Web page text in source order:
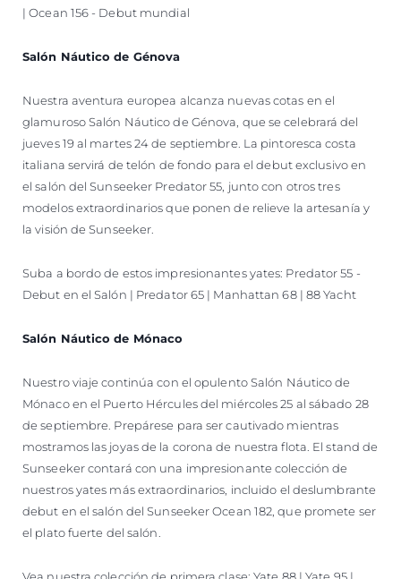
| Ocean 156 - Debut mundial
Salón Náutico de Génova
Nuestra aventura europea alcanza nuevas cotas en el
glamuroso Salón Náutico de Génova, que se celebrará del
jueves 19 al martes 24 de septiembre. La pintoresca costa
italiana servirá de telón de fondo para el debut exclusivo en
el salón del Sunseeker Predator 55, junto con otros tres
modelos extraordinarios que ponen de relieve la artesanía y
la visión de Sunseeker.
Suba a bordo de estos impresionantes yates: Predator 55 -
Debut en el Salón | Predator 65 | Manhattan 68 | 88 Yacht
Salón Náutico de Mónaco
Nuestro viaje continúa con el opulento Salón Náutico de
Mónaco en el Puerto Hércules del miércoles 25 al sábado 28
de septiembre. Prepárese para ser cautivado mientras
mostramos las joyas de la corona de nuestra flota. El stand de
Sunseeker contará con una impresionante colección de
nuestros yates más extraordinarios, incluido el deslumbrante
debut en el salón del Sunseeker Ocean 182, que promete ser
el plato fuerte del salón.